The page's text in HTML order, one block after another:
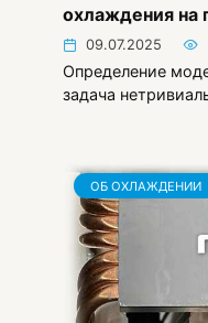
охлаждения на
09.07.2025
Определение
задача
ОБ ОХЛАЖДЕНИИ